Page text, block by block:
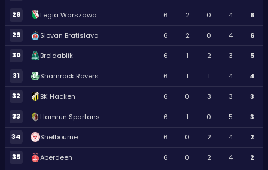
28 Legia Warszawa 6 2 0 4 6
29 Slovan Bratislava 6 2 0 4 6
30 Breidablik 6 1 2 3 5
31 Shamrock Rovers 6 1 1 4 4
32 BK Hacken 6 0 3 3 3
33 Hamrun Spartans 6 1 0 5 3
34 Shelbourne 6 0 2 4 2
35 Aberdeen 6 0 2 4 2